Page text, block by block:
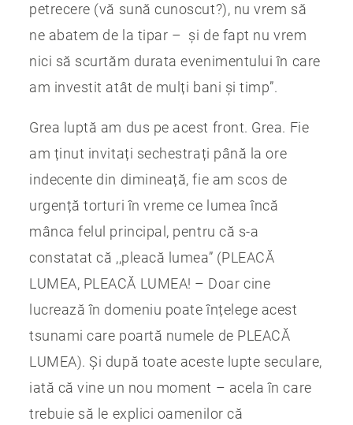
petrecere (vă sună cunoscut?), nu vrem să
ne abatem de la tipar – și de fapt nu vrem
nici să scurtăm durata evenimentului în care
am investit atât de mulți bani și timp”.
Grea luptă am dus pe acest front. Grea. Fie
am ținut invitați sechestrați până la ore
indecente din dimineață, fie am scos de
urgență torturi în vreme ce lumea încă
mânca felul principal, pentru că s-a
constatat că ,,pleacă lumea” (PLEACĂ
LUMEA, PLEACĂ LUMEA! – Doar cine
lucrează în domeniu poate înțelege acest
tsunami care poartă numele de PLEACĂ
LUMEA). Și după toate aceste lupte seculare,
iată că vine un nou moment – acela în care
trebuie să le explici oamenilor că